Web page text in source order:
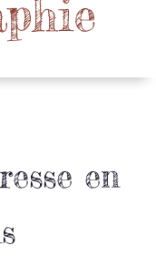
en